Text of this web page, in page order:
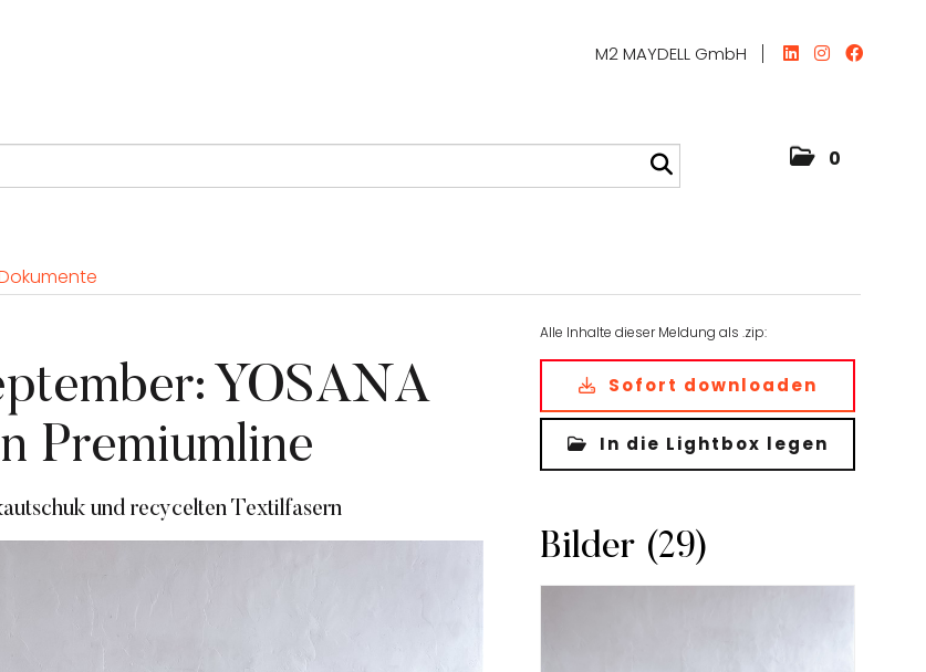
M2 MAYDELL GmbH
0
YOSANA
Premiumline
und recycelten Textilfasern
Alle Inhalte dieser Meldung als .zip:
Sofort downloaden
In die Lightbox legen
Bilder (29)